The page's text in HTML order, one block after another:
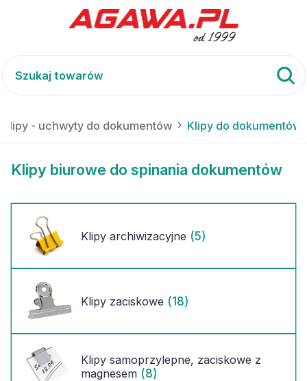
Klipy - uchwyty do dokumentów Klipy do dokumentów
Klipy biurowe do spinania dokumentów
Klipy archiwizacyjne (5)
Klipy zaciskowe (18)
Klipy samoprzylepne, zaciskowe z
magnesem (8)